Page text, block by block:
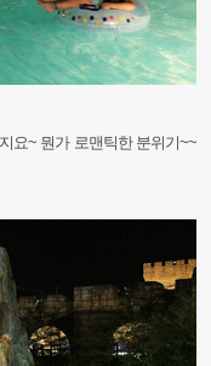
요~ 뭔가 로맨틱한 분위기~~